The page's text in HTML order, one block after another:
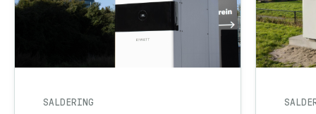
SALDERING